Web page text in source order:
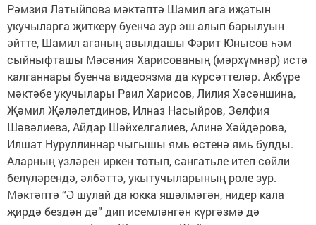
Рәмзия Латыйпова мәктәптә Шамил ага иҗатын
укучыларга җиткерү буенча зур эш алып барылуын
әйтте, Шамил аганың авылдашы Фәрит Юнысов һәм
сыйныфташы Мәсәния Харисованың (мәрхүмнәр) истә
калганнары буенча видеоязма да күрсәттеләр. Акбүре
мәктәбе укучылары Раил Харисов, Лилия Хәсәншина,
Җәмил Җәләлетдинов, Илназ Насыйров, Зөлфия
Шәвәлиева, Айдар Шәйхелгалиев, Алинә Хәйдәрова,
Илшат Нуруллиннар чыгышы ямь өстенә ямь булды.
Аларның үзләрен иркен тотып, сәнгатьле итеп сөйли
белүләрендә, әлбәттә, укытучыларының роле зур.
Мәктәптә “Ә шулай да юкка яшәлмәгән, нидер кала
җирдә бездән дә” дип исемләнгән күргәзмә дә